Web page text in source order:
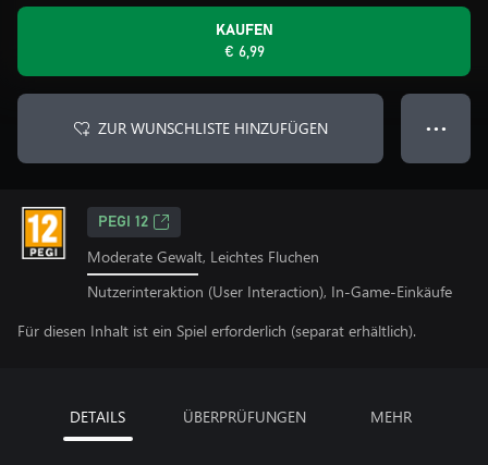
KAUFEN
€ 6,99
ZUR WUNSCHLISTE HINZUFÜGEN ● ● ●
PEGI 12
Moderate Gewalt, Leichtes Fluchen
Nutzerinteraktion (User Interaction), In-Game-Einkäufe
Für diesen Inhalt ist ein Spiel erforderlich (separat erhältlich).
DETAILS ÜBERPRÜFUNGEN MEHR